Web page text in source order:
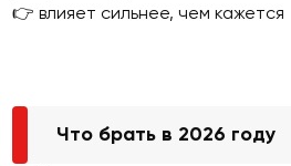
👉 влияет сильнее, чем кажется
Что брать в 2026 году